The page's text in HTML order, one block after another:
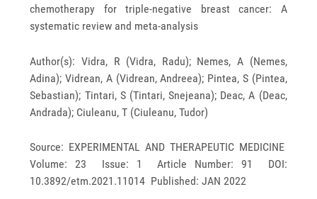
chemotherapy for triple-negative breast cancer: A
systematic review and meta-analysis
Author(s): Vidra, R (Vidra, Radu); Nemes, A (Nemes,
Adina); Vidrean, A (Vidrean, Andreea); Pintea, S (Pintea,
Sebastian); Tintari, S (Tintari, Snejeana); Deac, A (Deac,
Andrada); Ciuleanu, T (Ciuleanu, Tudor)
Source: EXPERIMENTAL AND THERAPEUTIC MEDICINE
Volume: 23 Issue: 1 Article Number: 91 DOI:
10.3892/etm.2021.11014 Published: JAN 2022